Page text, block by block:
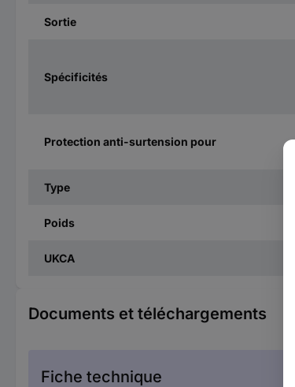
Sortie
Spécificités
Protection anti-surtension pour
Type
Poids
UKCA
Documents et téléchargements
Fiche technique